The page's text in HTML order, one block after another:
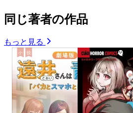
同じ著者の作品
もっと見る